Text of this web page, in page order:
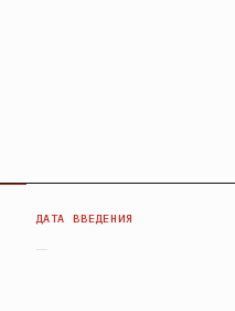
ДАТА ВВЕДЕНИЯ
—